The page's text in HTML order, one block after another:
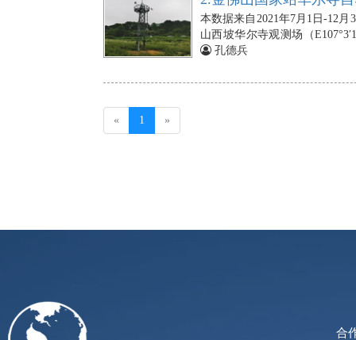
头埋设在地下2cm、5cm、
壤热通量板（3块）依次埋设在
温度探头（3个），埋在地下5
10min），若出现数据的缺失，
本数据来自2021年7月1日-12
山西坡华尔寺观测场（
象站的空气温度、相对湿度传
处，朝向正南；光合有效辐射
孔德兵
« 1 (current)
»
合